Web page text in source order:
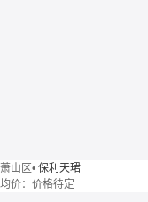
萧山区• 保利天珺
均价： 价格待定